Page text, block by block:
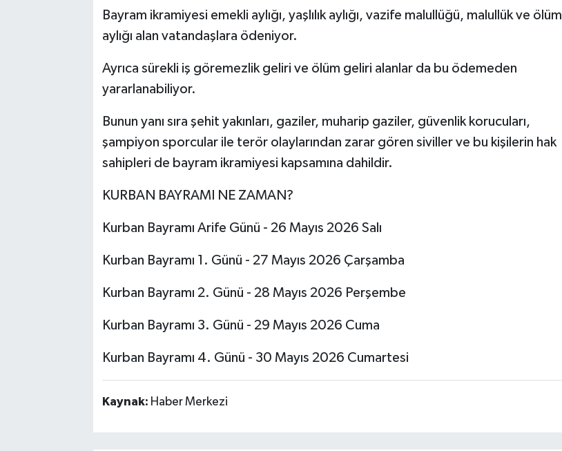
Bayram ikramiyesi emekli aylığı, yaşlılık aylığı, vazife malullüğü, malullük ve ölüm
aylığı alan vatandaşlara ödeniyor.
Ayrıca sürekli iş göremezlik geliri ve ölüm geliri alanlar da bu ödemeden
yararlanabiliyor.
Bunun yanı sıra şehit yakınları, gaziler, muharip gaziler, güvenlik korucuları,
şampiyon sporcular ile terör olaylarından zarar gören siviller ve bu kişilerin hak
sahipleri de bayram ikramiyesi kapsamına dahildir.
KURBAN BAYRAMI NE ZAMAN?
Kurban Bayramı Arife Günü - 26 Mayıs 2026 Salı
Kurban Bayramı 1. Günü - 27 Mayıs 2026 Çarşamba
Kurban Bayramı 2. Günü - 28 Mayıs 2026 Perşembe
Kurban Bayramı 3. Günü - 29 Mayıs 2026 Cuma
Kurban Bayramı 4. Günü - 30 Mayıs 2026 Cumartesi
Kaynak: Haber Merkezi